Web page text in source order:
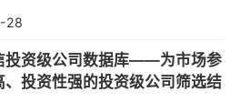
28
投资级公司数据库——为市场参
、投资性强的投资级公司筛选结